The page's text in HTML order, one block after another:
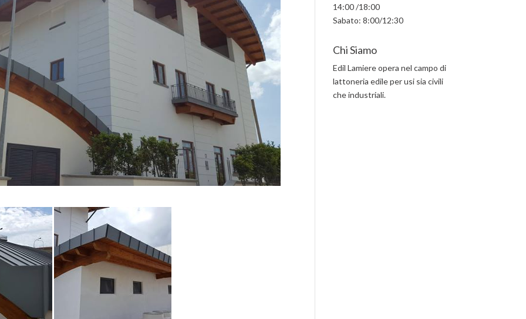
14:00 /18:00
Sabato: 8:00/12:30
Chi Siamo
Edil Lamiere opera nel campo di
lattoneria edile per usi sia civili
che industriali.